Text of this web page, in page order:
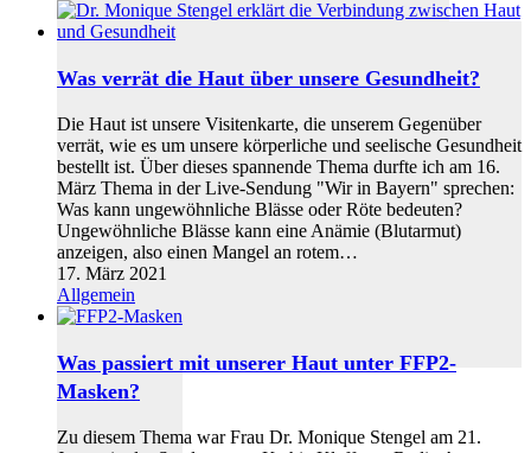
Was verrät die Haut über unsere Gesundheit?
Die Haut ist unsere Visitenkarte, die unserem Gegenüber
verrät, wie es um unsere körperliche und seelische Gesundheit
bestellt ist. Über dieses spannende Thema durfte ich am 16.
März Thema in der Live-Sendung "Wir in Bayern" sprechen:
Was kann ungewöhnliche Blässe oder Röte bedeuten?
Ungewöhnliche Blässe kann eine Anämie (Blutarmut)
anzeigen, also einen Mangel an rotem…
17. März 2021
Allgemein
Was passiert mit unserer Haut unter FFP2-
Masken?
Zu diesem Thema war Frau Dr. Monique Stengel am 21.